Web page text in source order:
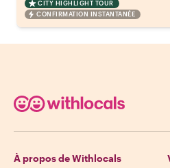
CITY HIGHLIGHT TOUR
CONFIRMATION INSTANTANÉE
À propos de Withlocals